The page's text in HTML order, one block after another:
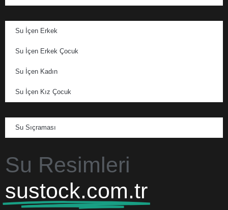
Su İçen Erkek
Su İçen Erkek Çocuk
Su İçen Kadın
Su İçen Kız Çocuk
Su Sıçraması
Su Resimleri
sustock.com.tr